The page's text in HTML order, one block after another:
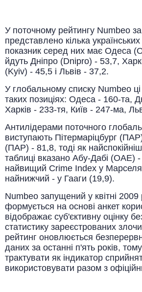
У поточному рейтингу Numbeo
представлено кілька
показник серед них має Одеса
йдуть Дніпро (Dnipro) - 53,7,
(Kyiv) - 45,5 і Львів - 37,2.
У глобальному списку Numbeo ці
таких позиціях: Одеса - 160-та,
Харків - 233-тя, Київ - 247-ма,
Антилідерами поточного
виступають Пітермаріцбург
(ПАР) - 81,8, тоді як
таблиці вказано Абу-Дабі (ОАЕ)
найвищий Crime Index у
найнижчий - у Гааги (19,9).
Numbeo запущений у квітні
формується на основі анкет
відображає суб'єктивну оцінку
статистику зареєстрованих
рейтинг оновлюється
даних за останні п'ять років,
трактувати як індикатор
використовувати разом з